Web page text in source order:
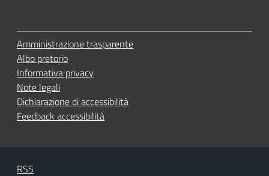
Amministrazione trasparente
Albo pretorio
Informativa privacy
Note legali
Dichiarazione di accessibilità
Feedback accessibilità
RSS